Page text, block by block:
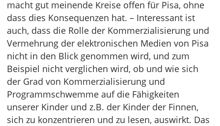
macht gut meinende Kreise offen für Pisa, ohne
dass dies Konsequenzen hat. – Interessant ist
auch, dass die Rolle der Kommerzialisierung und
Vermehrung der elektronischen Medien von Pisa
nicht in den Blick genommen wird, und zum
Beispiel nicht verglichen wird, ob und wie sich
der Grad von Kommerzialisierung und
Programmschwemme auf die Fähigkeiten
unserer Kinder und z.B. der Kinder der Finnen,
sich zu konzentrieren und zu lesen, auswirkt. Das